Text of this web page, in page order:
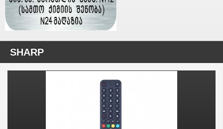
SHARP